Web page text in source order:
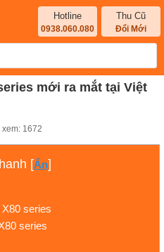
Hotline
0938.060.080
Thu Cũ
Đổi Mới
mới ra mắt tại Việt
1672
[Ẩn]
series
series